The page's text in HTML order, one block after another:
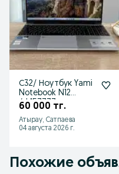
С32/ Ноутбук Yami
Notebook N12
/sk157777
60 000 тг.
Атырау, Сатпаева
04 августа 2026 г.
Похожие